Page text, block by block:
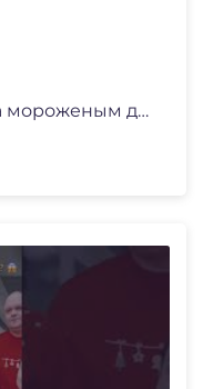
Фермер отправил Глорпа за мороженым д�